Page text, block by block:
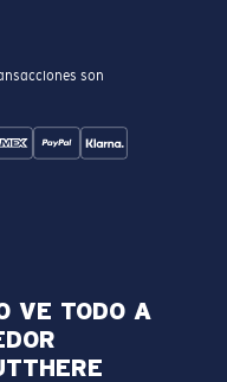
son
VE TODO A